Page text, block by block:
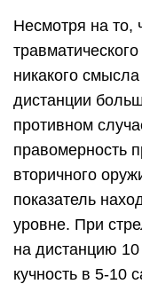
Несмотря на то,
никакого
дистанции
противном
правомерность
вторичного
показатель
уровне. При
на дистанцию
кучность в 5-10